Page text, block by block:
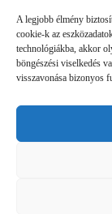
A legjobb élmény
cookie-k az
technológiákba, akkor
böngészési viselkedés
visszavonása bizonyos
1011